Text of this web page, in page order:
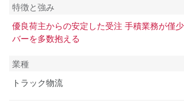
特徴と強み
優良荷主からの安定した受注 手積業務が僅
バーを多数抱える
業種
トラック物流